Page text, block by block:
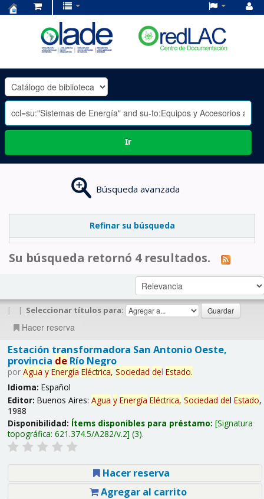
OLADE
-
Ir
Búsqueda avanzada
Refinar su búsqueda
Su búsqueda retornó 4 resultados.
| | Seleccionar títulos para:
Hacer reserva
Estación transformadora San Antonio Oeste,
provincia deRío Negro
por Agua y Energía Eléctrica, Sociedad del Estado.
Idioma: Español
Editor: Buenos Aires: Agua y Energía Eléctrica, Sociedad del Estado,
1988
Disponibilidad: Ítems disponibles para préstamo: Signatura
topográfica: 621.374.5/A282/v.2 (3).
Hacer reserva
Agregar al carrito